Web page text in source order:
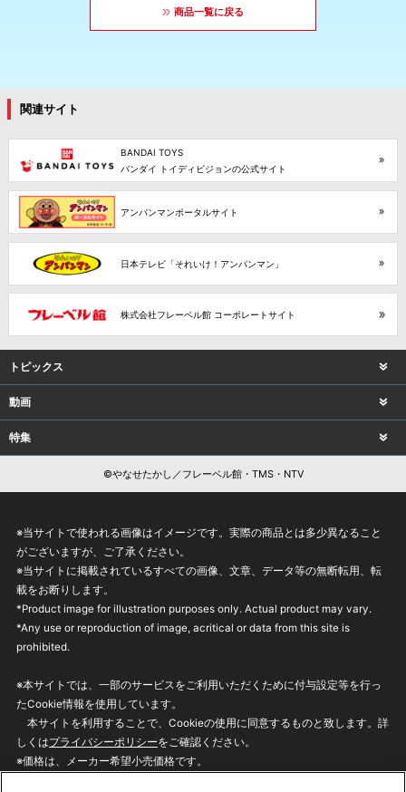
商品一覧に戻る
関連サイト
BANDAI TOYS
バンダイ トイディビジョンの公式サイト
アンパンマンポータルサイト
日本テレビ「それいけ！アンパンマン」
株式会社フレーベル館 コーポレートサイト
トピックス
動画
特集
©やなせたかし／フレーベル館・TMS・NTV
※当サイトで使われる画像はイメージです。実際の商品とは多少異なること
がございますが、ご了承ください。
※当サイトに掲載されているすべての画像、文章、データ等の無断転用、転
載をお断りします。
*Product image for illustration purposes only. Actual product may vary.
*Any use or reproduction of image, acritical or data from this site is
prohibited.
※本サイトでは、一部のサービスをご利用いただくために付与設定等を行っ
たCookie情報を使用しています。
本サイトを利用することで、Cookieの使用に同意するものと致します。詳
しくはプライバシーポリシーをご確認ください。
※価格は、メーカー希望小売価格です。